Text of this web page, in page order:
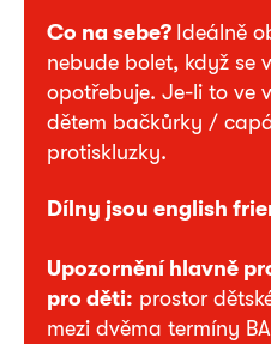
Co na sebe? Ideálně
nebude bolet, když se
opotřebuje. Je-li to ve
dětem bačkůrky /
protiskluzky.
Dílny jsou english
Upozornění hlavně
pro děti: prostor
mezi dvěma termíny